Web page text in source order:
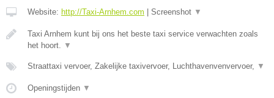
Website: http://Taxi-Arnhem.com Screenshot ▼
Taxi Arnhem kunt bij ons het beste taxi service verwachten zoals
het hoort.
▼
Straattaxi vervoer, Zakelijke taxivervoer, Luchthavenvenvervoer, ▼
Openingstijden ▼